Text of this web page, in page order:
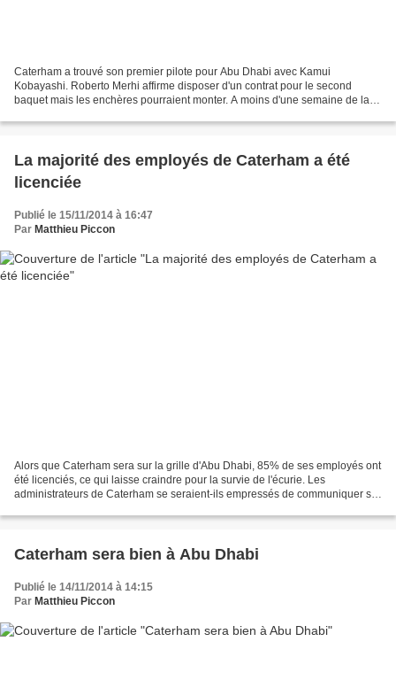
Caterham a trouvé son premier pilote pour Abu Dhabi avec Kamui
Kobayashi. Roberto Merhi affirme disposer d'un contrat pour le second
baquet mais les enchères pourraient monter. A moins d'une semaine de la
La majorité des employés de Caterham a été
licenciée
Publié le 15/11/2014 à 16:47
Par Matthieu Piccon
Alors que Caterham sera sur la grille d'Abu Dhabi, 85% de ses employés ont
été licenciés, ce qui laisse craindre pour la survie de l'écurie. Les
administrateurs de Caterham se seraient-ils empressés de communiquer sur
Caterham sera bien à Abu Dhabi
Publié le 14/11/2014 à 14:15
Par Matthieu Piccon